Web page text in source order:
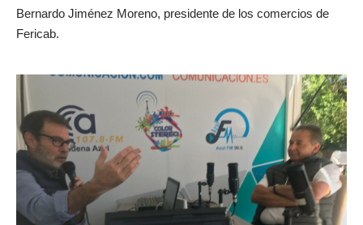
Bernardo Jiménez Moreno, presidente de los comercios de
Fericab.